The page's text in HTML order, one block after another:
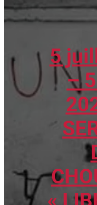
5
–